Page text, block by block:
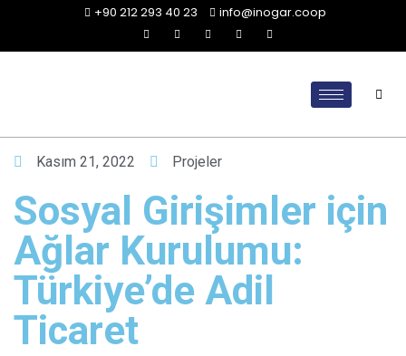
+90 212 293 40 23 info@inogar.coop
Kasım 21, 2022 Projeler
Sosyal Girişimler için
Ağlar Kurulumu:
Türkiye’de Adil
Ticaret